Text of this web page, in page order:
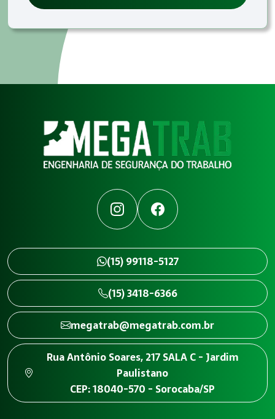
InstagramFacebook
(15) 99118-5127
(15) 3418-6366
megatrab@megatrab.com.br
Rua Antônio Soares, 217 SALA C - Jardim
Paulistano
CEP: 18040-570 - Sorocaba/SP